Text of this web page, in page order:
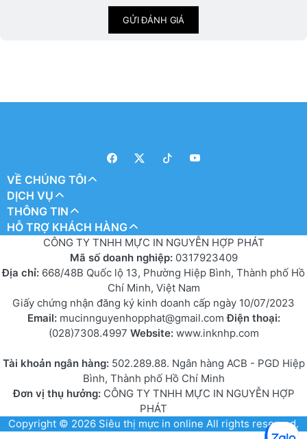
GỬI ĐÁNH GIÁ
VỀ CHÚNG TÔI
DỊCH VỤ
THÔNG TIN
HỖ TRỢ KHÁCH HÀNG
CÔNG TY TNHH MỰC IN NGUYỄN HỢP PHÁT
Mã số doanh nghiệp: 0317923409
Địa chỉ: 668/48B Quốc lộ 13, Phường Hiệp Bình, Thành phố Hồ
Chí Minh, Việt Nam
Giấy chứng nhận đăng ký kinh doanh cấp ngày 10/07/2023
Email: mucinnguyenhopphat@gmail.comĐiện thoại:
(028)7308.4997 Website: www.inknhp.com
Tài khoản ngân hàng: 502.289.88. Ngân hàng ACB - PGD Hiệp
Bình, Thành phố Hồ Chí Minh
Đơn vị thụ hưởng:CÔNG TY TNHH MỰC IN NGUYỄN HỢP
PHÁT
Copyright © 2026 Siêu thị mực in online All rights reserved.